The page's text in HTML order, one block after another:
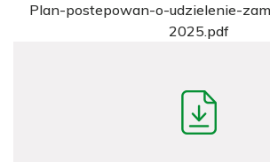
Plan-postepowan-o-udzielenie-
2025.pdf